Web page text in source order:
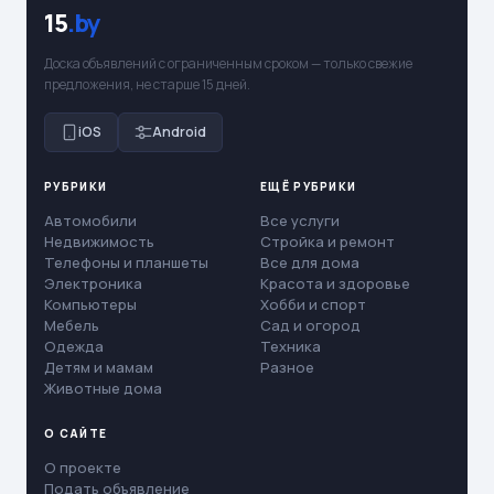
15.by
Доска объявлений с ограниченным сроком — только свежие
предложения, не старше 15 дней.
iOS Android
РУБРИКИ
Автомобили
Недвижимость
Телефоны и планшеты
Электроника
Компьютеры
Мебель
Одежда
Детям и мамам
Животные дома
ЕЩЁ РУБРИКИ
Все услуги
Стройка и ремонт
Все для дома
Красота и здоровье
Хобби и спорт
Сад и огород
Техника
Разное
О САЙТЕ
О проекте
Подать объявление